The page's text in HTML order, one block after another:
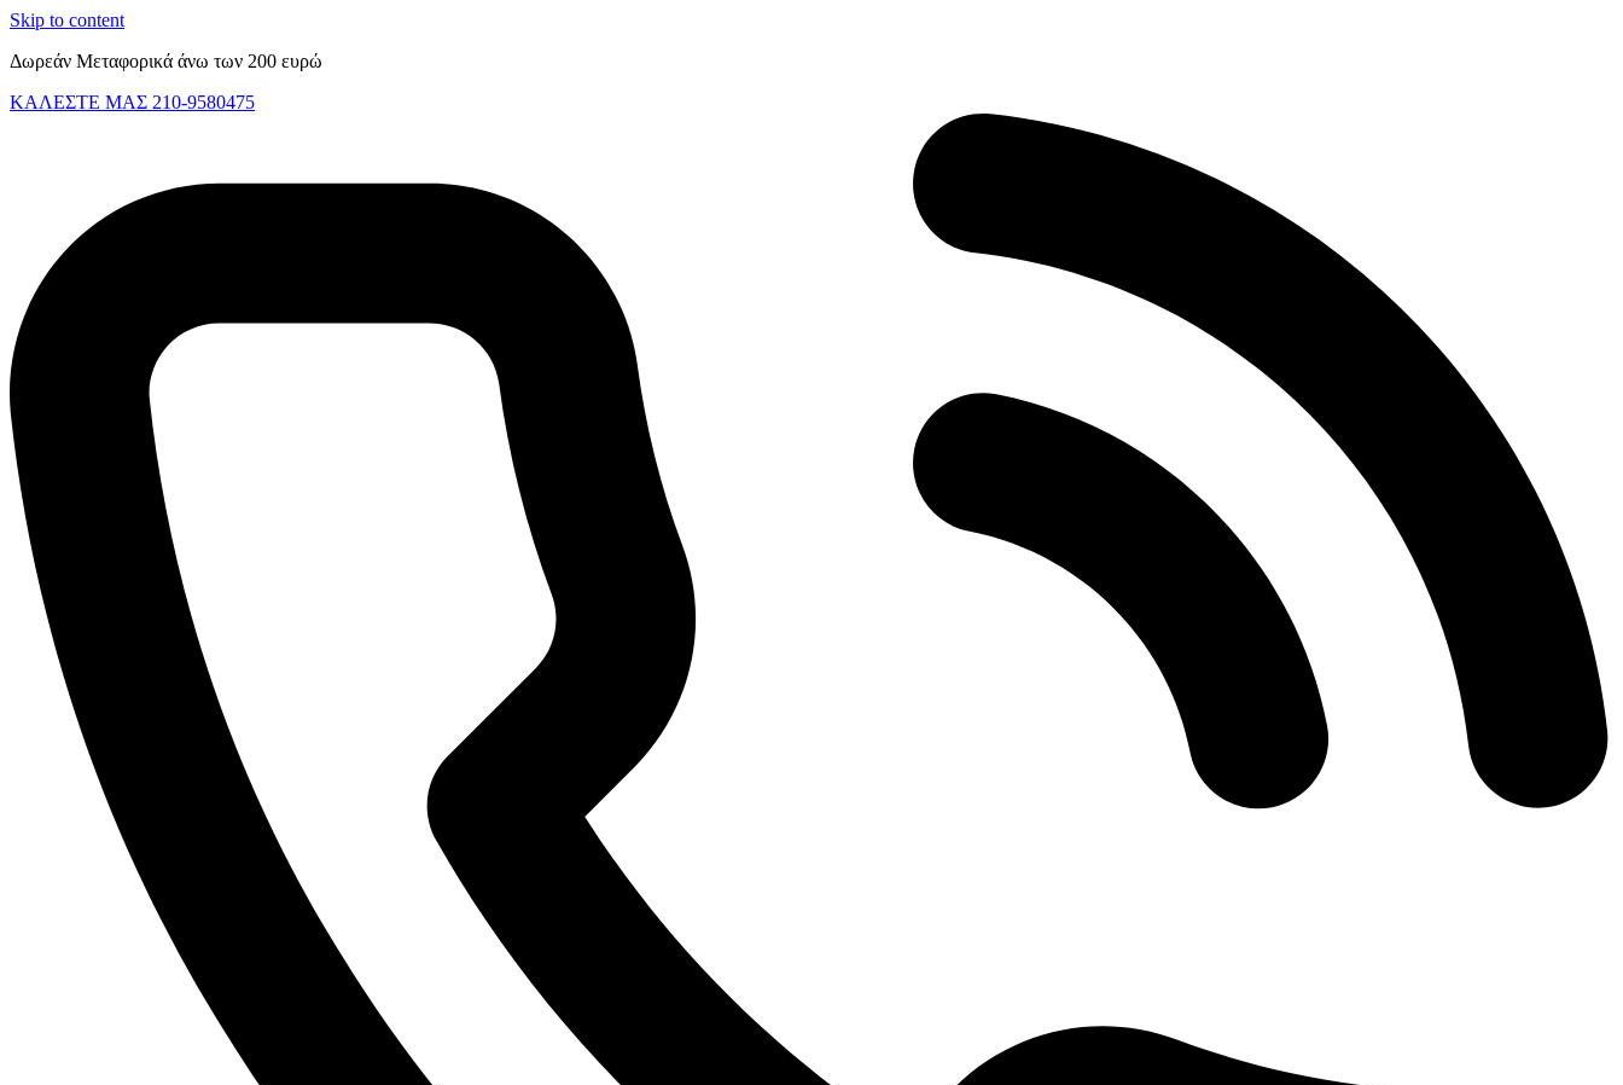
Skip to content
Δωρεάν Μεταφορικά άνω των 200 ευρώ
ΚΑΛΕΣΤΕ ΜΑΣ 210-9580475